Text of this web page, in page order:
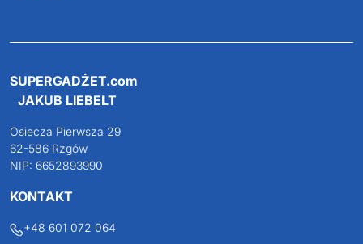
SUPERGADŻET.com
JAKUB LIEBELT
Osiecza Pierwsza 29
62-586 Rzgów
NIP: 6652893990
KONTAKT
+48 601 072 064